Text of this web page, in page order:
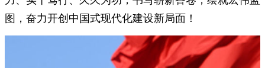
图，奋力开创中国式现代化建设新局面！